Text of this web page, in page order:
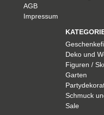
AGB
Impressum
Deko und
Figuren /
Garten
Schmuck
Sale